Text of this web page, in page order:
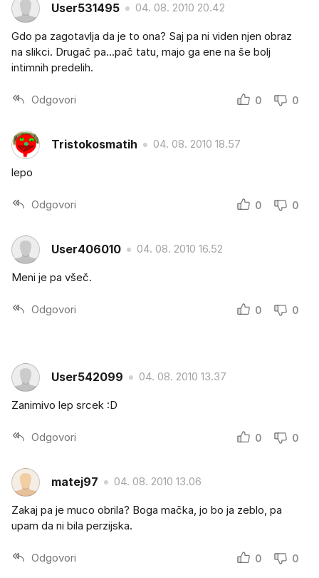
User531495 04. 08. 2010 20.42
Gdo pa zagotavlja da je to ona? Saj pa ni viden njen obraz
na slikci. Drugač pa...pač tatu, majo ga ene na še bolj
intimnih predelih.
Odgovori 0 0
Tristokosmatih 04. 08. 2010 18.57
lepo
Odgovori 0 0
User406010 04. 08. 2010 16.52
Meni je pa všeč.
Odgovori 0 0
User542099 04. 08. 2010 13.37
Zanimivo lep srcek :D
Odgovori 0 0
matej97 04. 08. 2010 13.06
Zakaj pa je muco obrila? Boga mačka, jo bo ja zeblo, pa
upam da ni bila perzijska.
Odgovori 0 0